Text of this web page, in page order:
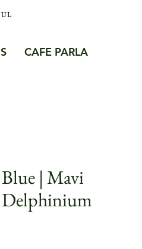
CAFE PARLA
| Mavi